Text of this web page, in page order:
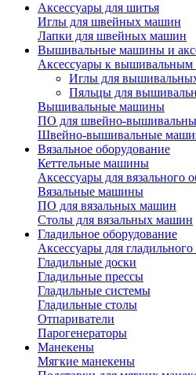
Аксессуары для шитья
Иглы для швейных машин
Лапки для швейных машин
Вышивальные машины и
Аксессуары к
Иглы для
Пяльцы для
Вышивальные машины
ПО для швейно-
Швейно-вышивальные
Вязальное оборудование
Кеттельные машины
Аксессуары для вязального
Вязальные машины
ПО для вязальных машин
Столы для вязальных машин
Гладильное оборудование
Аксессуары для
Гладильные доски
Гладильные прессы
Гладильные системы
Гладильные столы
Отпариватели
Парогенераторы
Манекены
Мягкие манекены